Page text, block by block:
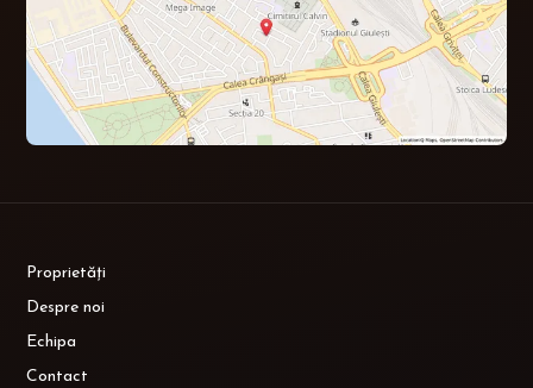
Proprietăți
Despre noi
Echipa
Contact